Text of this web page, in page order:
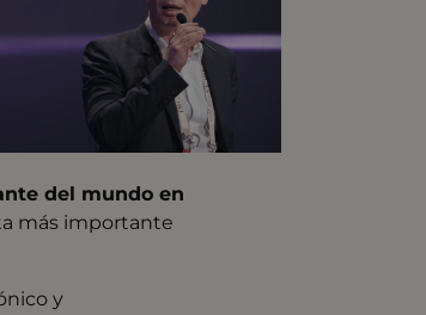
del mundo en
más importante
y